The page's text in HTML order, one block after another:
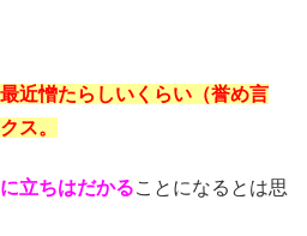
最近憎たらしいくらい（誉め言
ス。
立ちはだかることになるとは思